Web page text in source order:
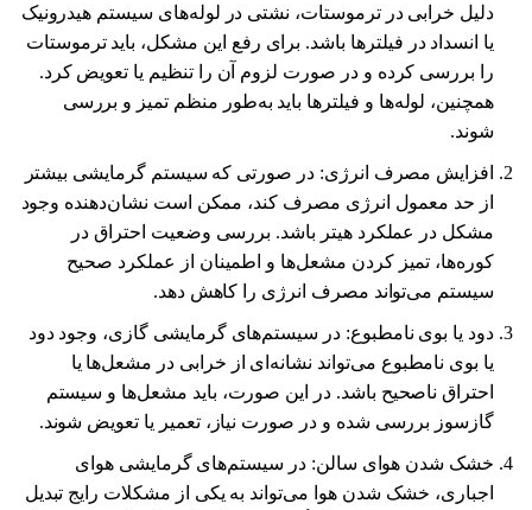
دلیل خرابی در ترموستات، نشتی در لوله‌های سیستم هیدرونیک
یا انسداد در فیلترها باشد. برای رفع این مشکل، باید ترموستات
را بررسی کرده و در صورت لزوم آن را تنظیم یا تعویض کرد.
همچنین، لوله‌ها و فیلترها باید به‌طور منظم تمیز و بررسی
شوند.
افزایش مصرف انرژی: در صورتی که سیستم گرمایشی بیشتر
از حد معمول انرژی مصرف کند، ممکن است نشان‌دهنده وجود
مشکل در عملکرد هیتر باشد. بررسی وضعیت احتراق در
کوره‌ها، تمیز کردن مشعل‌ها و اطمینان از عملکرد صحیح
سیستم می‌تواند مصرف انرژی را کاهش دهد.
دود یا بوی نامطبوع: در سیستم‌های گرمایشی گازی، وجود دود
یا بوی نامطبوع می‌تواند نشانه‌ای از خرابی در مشعل‌ها یا
احتراق ناصحیح باشد. در این صورت، باید مشعل‌ها و سیستم
گازسوز بررسی شده و در صورت نیاز، تعمیر یا تعویض شوند.
خشک شدن هوای سالن: در سیستم‌های گرمایشی هوای
اجباری، خشک شدن هوا می‌تواند به یکی از مشکلات رایج تبدیل